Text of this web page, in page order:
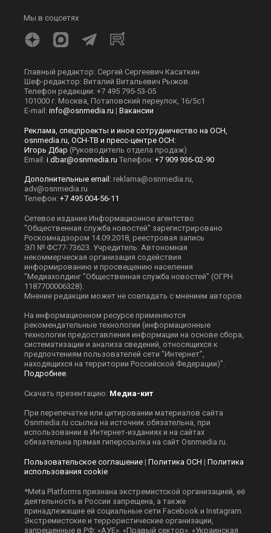
Мы в соцсетях
Главный редактор: Сергей Сергеевич Касаткин
Шеф-редактор: Виталий Витальевич Рыжов.
Телефон редакции: +7 495 795-53-05
101000 г. Москва, Потаповский переулок, 16/5с1
E-mail: info@osnmedia.ru | Вакансии
Реклама, спецпроекты и иное сотрудничество на ОСН,
osnmedia.ru, ОСН-ТВ и пресс-центре ОСН:
Игорь Дбар (Руководитель отдела продаж)
Email: i.dbar@osnmedia.ru Телефон: +7 909 936-02-90
Дополнительные email: reklama@osnmedia.ru
adv@osnmedia.ru
Телефон: +7 495 004-56-11
Сетевое издание Информационное агентство
"Общественная служба новостей" зарегистрировано
Роскомнадзором 14.09.2018, реестровая запись
ЭЛ № ФС77-73623. Учредитель: Автономная
некоммерческая организация содействия
информированию и просвещению населения
"Медиахолдинг "Общественная служба новостей" (ОГРН
1187700006328).
Мнение редакции может не совпадать с мнением авторов.
На информационном ресурсе применяются
рекомендательные технологии (информационные
технологии предоставления информации на основе сбора,
систематизации и анализа сведений, относящихся к
предпочтениям пользователей сети "Интернет",
находящихся на территории Российской Федерации)".
Подробнее
Скачать презентацию: Медиа-кит
При перепечатке или цитировании материалов сайта
Оsnmedia.ru ссылка на источник обязательна, при
использовании в Интернет-изданиях и на сайтах
обязательна прямая гиперссылка на сайт Оsnmedia.ru.
Пользовательское соглашение | Политика ОСН | Политика
использования cookie
*Meta Platforms признана экстремистской организацией, её
деятельность в России запрещена, а также
принадлежащие ей социальные сети Facebook и Instagram.
Экстремистские и террористические организации,
запрещенные в РФ: «АУЕ», «Правый сектор», «Украинская